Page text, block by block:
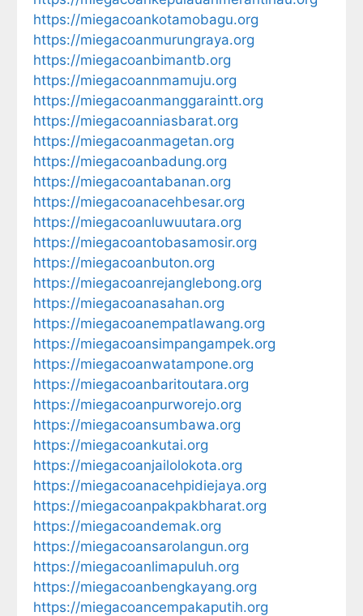
https://miegacoankotamobagu.org
https://miegacoanmurungraya.org
https://miegacoanbimantb.org
https://miegacoannmamuju.org
https://miegacoanmanggaraintt.org
https://miegacoanniasbarat.org
https://miegacoanmagetan.org
https://miegacoanbadung.org
https://miegacoantabanan.org
https://miegacoanacehbesar.org
https://miegacoanluwuutara.org
https://miegacoantobasamosir.org
https://miegacoanbuton.org
https://miegacoanrejanglebong.org
https://miegacoanasahan.org
https://miegacoanempatlawang.org
https://miegacoansimpangampek.org
https://miegacoanwatampone.org
https://miegacoanbaritoutara.org
https://miegacoanpurworejo.org
https://miegacoansumbawa.org
https://miegacoankutai.org
https://miegacoanjailolokota.org
https://miegacoanacehpidiejaya.org
https://miegacoanpakpakbharat.org
https://miegacoandemak.org
https://miegacoansarolangun.org
https://miegacoanlimapuluh.org
https://miegacoanbengkayang.org
https://miegacoancempakaputih.org